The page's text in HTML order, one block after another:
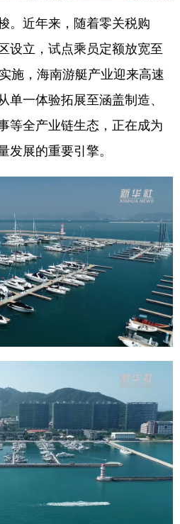
近年来，随着零关税购
设立，试点乘员定额放宽至
施，海南游艇产业迎来高速
一体验拓展至涵盖制造、
等全产业链生态，正在成为
展的重要引擎。